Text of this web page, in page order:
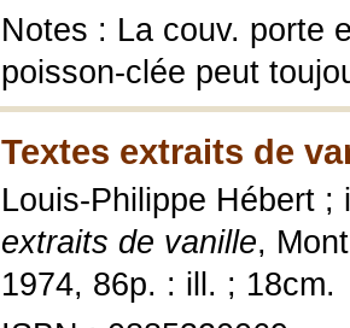
Notes : La couv. porte
poisson-clée peut
Textes extraits de
Louis-Philippe Hébert
extraits de vanille,
1974, 86p. : ill. ; 18cm.